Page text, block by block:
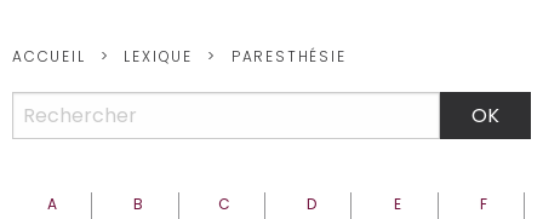
ACCUEIL LEXIQUE PARESTHÉSIE
A B C D E
F